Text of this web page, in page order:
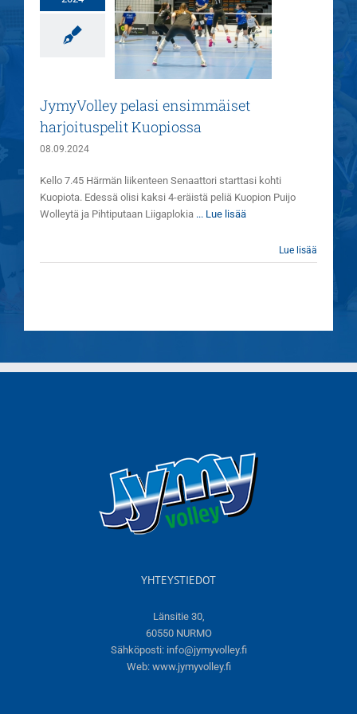
pelasi
harjoituspelit
JymyVolley pelasi ensimmäiset
harjoituspelit Kuopiossa
08.09.2024
Kello 7.45 Härmän liikenteen Senaattori starttasi kohti
Kuopiota. Edessä olisi kaksi 4-eräistä peliä Kuopion Puijo
Wolleytä ja Pihtiputaan Liigaplokia ... Lue lisää
Lue lisää
YHTEYSTIEDOT
Länsitie 30,
60550 NURMO
Sähköposti: info@jymyvolley.fi
Web: www.jymyvolley.fi